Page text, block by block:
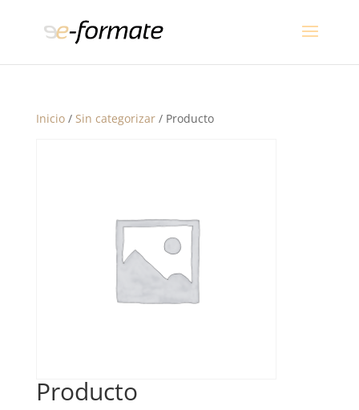
Inicio/ Sin categorizar/ Producto
Producto